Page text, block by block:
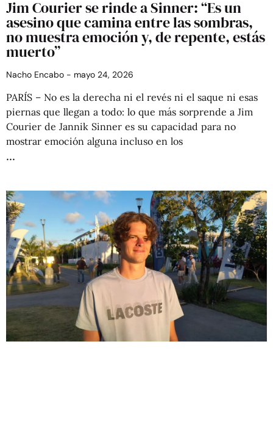
Jim Courier se rinde a Sinner: “Es un
asesino que camina entre las sombras,
no muestra emoción y, de repente, estás
muerto”
Nacho Encabo mayo 24, 2026
PARÍS – No es la derecha ni el revés ni el saque ni esas
piernas que llegan a todo: lo que más sorprende a Jim
Courier de Jannik Sinner es su capacidad para no
mostrar emoción alguna incluso en los